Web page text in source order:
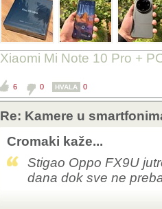
Xiaomi Mi Note 10 Pro +
6 0 HVALA 0
Re: Kamere u
Cromaki kaže...
Stigao Oppo FX9U
dana dok sve ne